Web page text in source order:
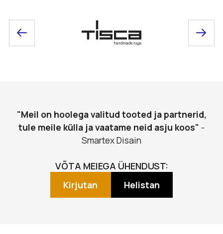
"Meil on hoolega valitud tooted ja partnerid,
tule meile külla ja vaatame neid asju koos" -
Smartex Disain
VÕTA MEIEGA ÜHENDUST:
Kirjutan Helistan